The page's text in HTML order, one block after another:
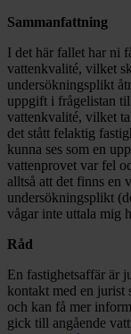
Sammanfattning
I det här fallet har ni
vattenkvalité, vilket
undersökningsplikt
uppgift i frågelistan
vattenkvalité, vilket
det stått felaktig
kunna ses som en
vattenprovet var fel
alltså att det finns en
undersökningsplikt
vågar inte uttala mig
Råd
En fastighetsaffär är
kontakt med en jurist
och kan få mer
gick till angående